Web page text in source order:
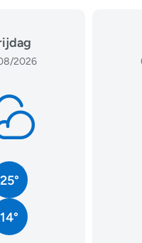
2026
25°
14°